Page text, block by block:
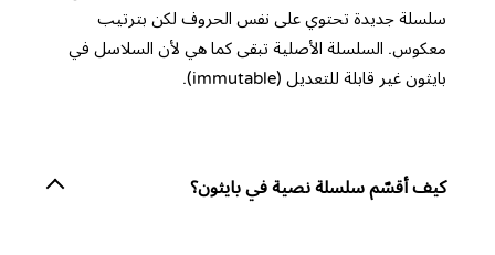
سلسلة جديدة تحتوي على نفس الحروف لكن بترتيب
معكوس. السلسلة الأصلية تبقى كما هي لأن السلاسل في
بايثون غير قابلة للتعديل (immutable).
كيف أقسّم سلسلة نصية في بايثون؟